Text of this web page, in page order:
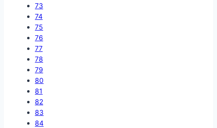
73
74
75
76
77
78
79
80
81
82
83
84